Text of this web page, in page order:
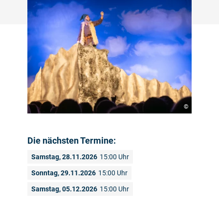
©
Die nächsten Termine:
Samstag, 28.11.2026 15:00 Uhr
Sonntag, 29.11.2026 15:00 Uhr
Samstag, 05.12.2026 15:00 Uhr